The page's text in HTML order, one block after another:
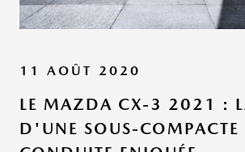
11 AOÛT 2020
LE MAZDA CX-3 2021 :
D'UNE SOUS-COMPACTE